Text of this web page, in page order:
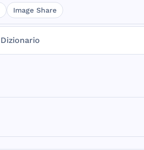
Image Share
Dizionario